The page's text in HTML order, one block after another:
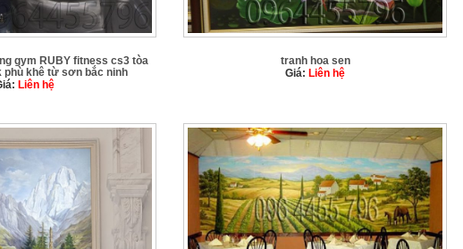
gym RUBY fitness cs3 tòa
phù khê từ sơn bắc ninh
Liên hệ
tranh hoa sen
Giá: Liên hệ